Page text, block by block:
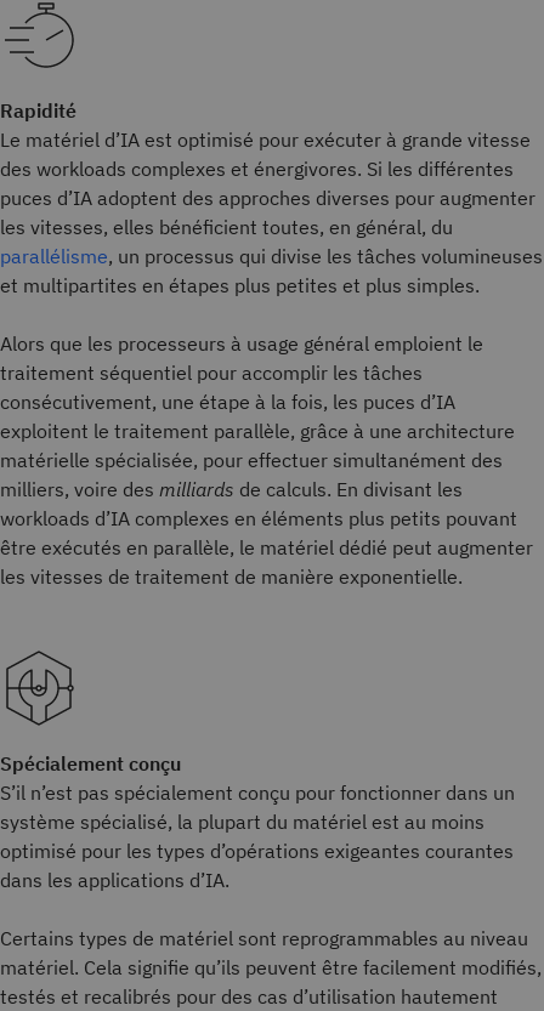
Rapidité
Le matériel d’IA est optimisé pour exécuter à grande vitesse
des workloads complexes et énergivores. Si les différentes
puces d’IA adoptent des approches diverses pour augmenter
les vitesses, elles bénéficient toutes, en général, du
parallélisme, un processus qui divise les tâches volumineuses
et multipartites en étapes plus petites et plus simples.
Alors que les processeurs à usage général emploient le
traitement séquentiel pour accomplir les tâches
consécutivement, une étape à la fois, les puces d’IA
exploitent le traitement parallèle, grâce à une architecture
matérielle spécialisée, pour effectuer simultanément des
milliers, voire des milliards de calculs. En divisant les
workloads d’IA complexes en éléments plus petits pouvant
être exécutés en parallèle, le matériel dédié peut augmenter
les vitesses de traitement de manière exponentielle.
Spécialement conçu
S’il n’est pas spécialement conçu pour fonctionner dans un
système spécialisé, la plupart du matériel est au moins
optimisé pour les types d’opérations exigeantes courantes
dans les applications d’IA.
Certains types de matériel sont reprogrammables au niveau
matériel. Cela signifie qu’ils peuvent être facilement modifiés,
testés et recalibrés pour des cas d’utilisation hautement